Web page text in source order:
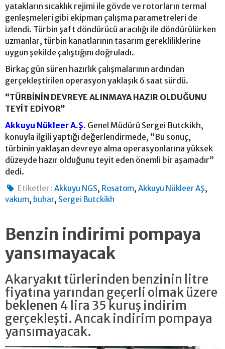
yatakların sıcaklık rejimi ile gövde ve rotorların termal
genleşmeleri gibi ekipman çalışma parametreleri de
izlendi. Türbin şaft döndürücü aracılığı ile döndürülürken
uzmanlar, türbin kanatlarının tasarım gerekliliklerine
uygun şekilde çalıştığını doğruladı.
Birkaç gün süren hazırlık çalışmalarının ardından
gerçekleştirilen operasyon yaklaşık 6 saat sürdü.
“TÜRBİNİN DEVREYE ALINMAYA HAZIR OLDUĞUNU
TEYİT EDİYOR”
Akkuyu Nükleer A.Ş. Genel Müdürü Sergei Butckikh,
konuyla ilgili yaptığı değerlendirmede, “Bu sonuç,
türbinin yaklaşan devreye alma operasyonlarına yüksek
düzeyde hazır olduğunu teyit eden önemli bir aşamadır”
dedi.
Etiketler : Akkuyu NGS, Rosatom,Akkuyu Nükleer AŞ,
vakum, buhar, Sergei Butckikh
Benzin indirimi pompaya
yansımayacak
Akaryakıt türlerinden benzinin litre
fiyatına yarından geçerli olmak üzere
beklenen 4 lira 35 kuruş indirim
gerçekleşti. Ancak indirim pompaya
yansımayacak.